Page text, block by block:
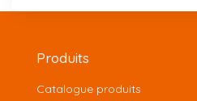
Produits
Catalogue produits